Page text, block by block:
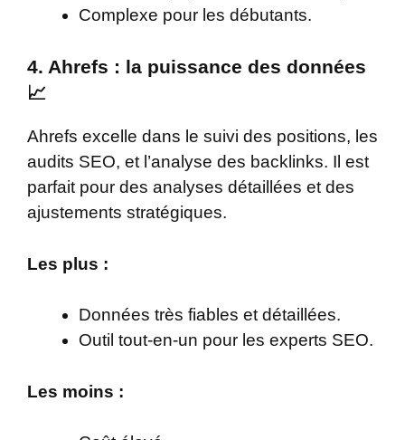
Complexe pour les débutants.
4. Ahrefs : la puissance des données
📈
Ahrefs excelle dans le suivi des positions, les
audits SEO, et l’analyse des backlinks. Il est
parfait pour des analyses détaillées et des
ajustements stratégiques.
Les plus :
Données très fiables et détaillées.
Outil tout-en-un pour les experts SEO.
Les moins :